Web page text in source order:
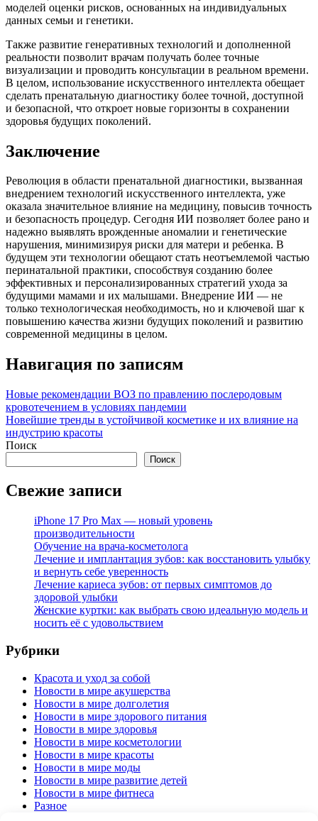
моделей оценки рисков, основанных на индивидуальных
данных семьи и генетики.
Также развитие генеративных технологий и дополненной
реальности позволит врачам получать более точные
визуализации и проводить консультации в реальном времени.
В целом, использование искусственного интеллекта обещает
сделать пренатальную диагностику более точной, доступной
и безопасной, что откроет новые горизонты в сохранении
здоровья будущих поколений.
Заключение
Революция в области пренатальной диагностики, вызванная
внедрением технологий искусственного интеллекта, уже
оказала значительное влияние на медицину, повысив точность
и безопасность процедур. Сегодня ИИ позволяет более рано и
надежно выявлять врожденные аномалии и генетические
нарушения, минимизируя риски для матери и ребенка. В
будущем эти технологии обещают стать неотъемлемой частью
перинатальной практики, способствуя созданию более
эффективных и персонализированных стратегий ухода за
будущими мамами и их малышами. Внедрение ИИ — не
только технологическая необходимость, но и ключевой шаг к
повышению качества жизни будущих поколений и развитию
современной медицины в целом.
Навигация по записям
Новые рекомендации ВОЗ по правлению послеродовым
кровотечением в условиях пандемии
Новейшие тренды в устойчивой косметике и их влияние на
индустрию красоты
Поиск
Поиск
Свежие записи
iPhone 17 Pro Max — новый уровень
производительности
Обучение на врача-косметолога
Лечение и имплантация зубов: как восстановить улыбку
и вернуть себе уверенность
Лечение кариеса зубов: от первых симптомов до
здоровой улыбки
Женские куртки: как выбрать свою идеальную модель и
носить её с удовольствием
Рубрики
Красота и уход за собой
Новости в мире акушерства
Новости в мире долголетия
Новости в мире здорового питания
Новости в мире здоровья
Новости в мире косметологии
Новости в мире красоты
Новости в мире моды
Новости в мире развитие детей
Новости в мире фитнеса
Разное